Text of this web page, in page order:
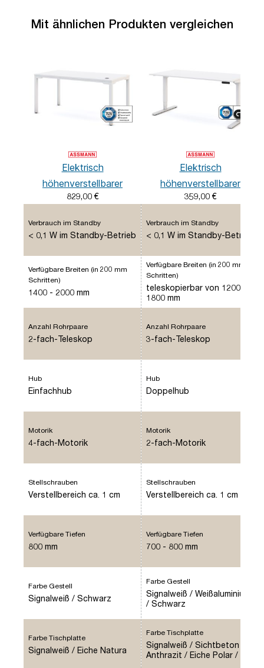
Mit ähnlichen Produkten vergleichen
Elektrisch
höhenverstellbarer
Schreibtisch Piacetta
829,00 €
Verbrauch im Standby
< 0,1 W im Standby-Betrieb
Verfügbare Breiten (in 200 mm
Schritten)
1400 - 2000 mm
Anzahl Rohrpaare
2-fach-Teleskop
Hub
Einfachhub
Motorik
4-fach-Motorik
Stellschrauben
Verstellbereich ca. 1 cm
Verfügbare Tiefen
800 mm
Farbe Gestell
Signalweiß / Schwarz
Farbe Tischplatte
Signalweiß / Eiche Natura
Elektrisch
höhenverstellbarer
Schreibtisch Y-Line
359,00 €
Verbrauch im Standby
< 0,1 W im Standby-Betrieb
Verfügbare Breiten (in 200 mm
Schritten)
teleskopierbar von 1200 -
1800 mm
Anzahl Rohrpaare
3-fach-Teleskop
Hub
Doppelhub
Motorik
2-fach-Motorik
Stellschrauben
Verstellbereich ca. 1 cm
Verfügbare Tiefen
700 - 800 mm
Farbe Gestell
Signalweiß / Weißaluminium
/ Schwarz
Farbe Tischplatte
Signalweiß / Sichtbeton
Anthrazit / Eiche Polar /